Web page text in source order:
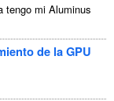
tengo mi Aluminus
de la GPU